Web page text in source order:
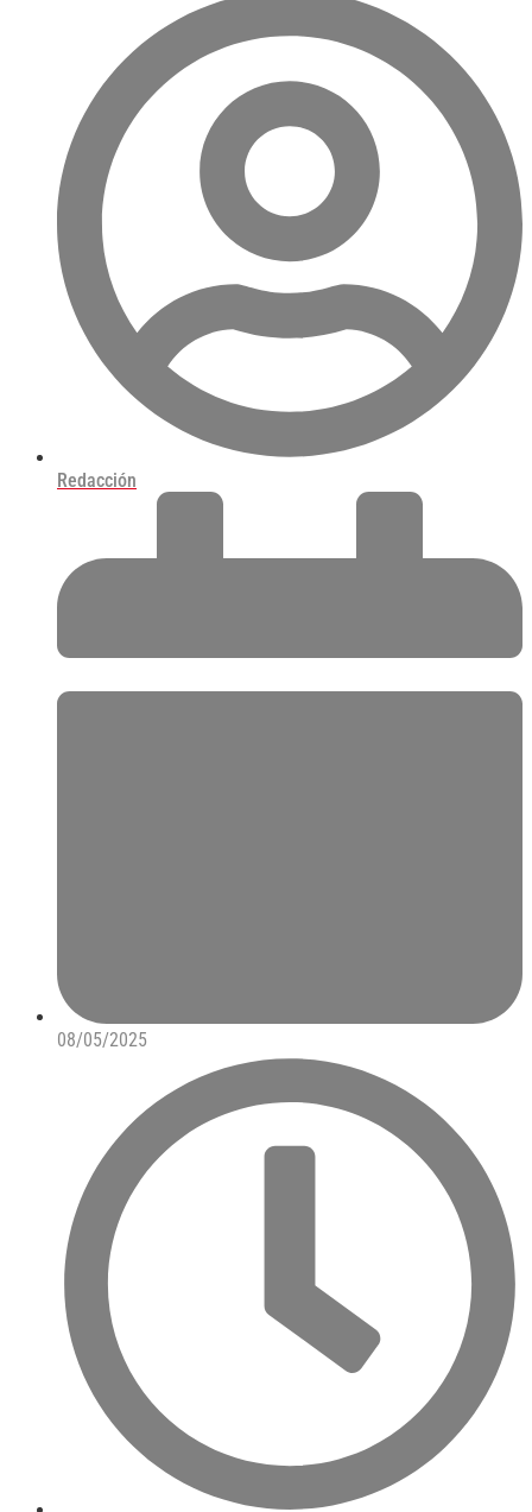
Redacción
08/05/2025